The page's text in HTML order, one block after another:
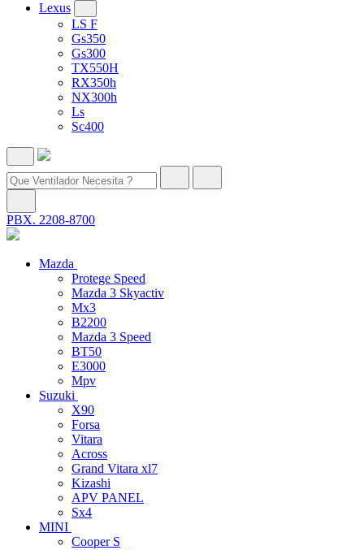
Lexus
LS F
Gs350
Gs300
TX550H
RX350h
NX300h
Ls
Sc400
PBX. 2208-8700
Mazda
Protege Speed
Mazda 3 Skyactiv
Mx3
B2200
Mazda 3 Speed
BT50
E3000
Mpv
Suzuki
X90
Forsa
Vitara
Across
Grand Vitara xl7
Kizashi
APV PANEL
Sx4
MINI
Cooper S